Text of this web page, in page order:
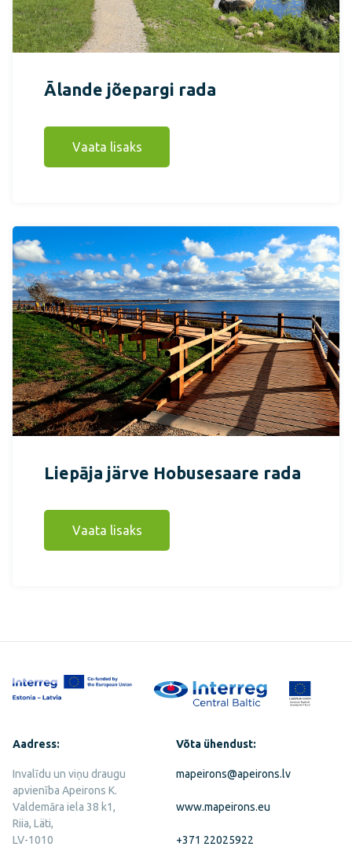
Ālande jõepargi rada
Vaata lisaks
Liepāja järve Hobusesaare rada
Vaata lisaks
Aadress:
Invalīdu un viņu draugu
apvienība Apeirons K.
Valdemāra iela 38 k1,
Riia, Läti,
LV-1010
Võta ühendust:
mapeirons@apeirons.lv
www.mapeirons.eu
+371 22025922